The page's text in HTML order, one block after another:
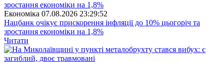
Економіка 07.08.2026 23:29:52
Нацбанк очікує прискорення інфляції до 10% цьогоріч та
зростання економіки на 1,8%
Читати